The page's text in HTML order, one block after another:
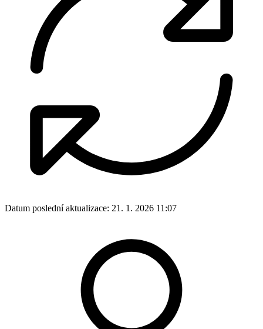
Datum poslední aktualizace: 21. 1. 2026 11:07